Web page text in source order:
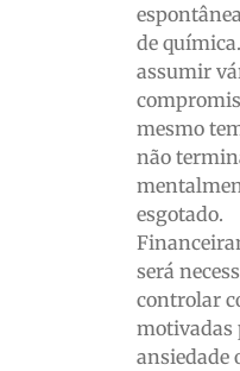
de
assumir
mesmo
não
esgotado.
será
controlar
motivadas
ansiedade